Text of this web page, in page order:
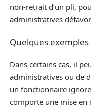
non-retrait d’un pli,
administratives
Quelques exemples
Dans certains cas, il
administratives ou de
un fonctionnaire
comporte une mise en